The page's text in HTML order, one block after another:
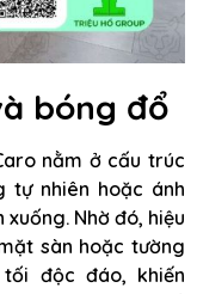
bóng đổ
nằm ở cấu trúc
tự nhiên hoặc ánh
Nhờ đó, hiệu
sàn hoặc tường
độc đáo, khiến